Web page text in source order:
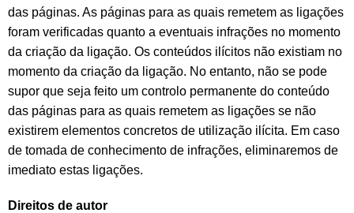
das páginas. As páginas para as quais remetem as ligações
foram verificadas quanto a eventuais infrações no momento
da criação da ligação. Os conteúdos ilícitos não existiam no
momento da criação da ligação. No entanto, não se pode
supor que seja feito um controlo permanente do conteúdo
das páginas para as quais remetem as ligações se não
existirem elementos concretos de utilização ilícita. Em caso
de tomada de conhecimento de infrações, eliminaremos de
imediato estas ligações.
Direitos de autor